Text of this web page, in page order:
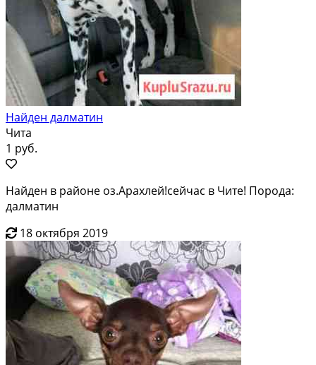
Найден далматин
Чита
1 руб.
Найден в районе оз.Арахлей!сейчас в Чите! Порода:
далматин
18 октября 2019